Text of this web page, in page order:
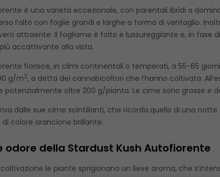
è una varietà eccezionale, con parentali ibridi a
l’alto con foglie grandi e larghe a forma di ventaglio.
attraente. Il fogliame è folto e lussureggiante e, in fase
accattivante alla vista.
fiorisce, in climi continentali o temperati, a 55-65
g/m2, a detta dei cannabicoltori che l’hanno coltivata.
potenzialmente oltre 200 g/pianta. Le cime sono grosse e
dalle sue cime scintillanti, che ricorda quello di una
colore arancione brillante.
odore della Stardust Kush Autofiorente
le piante sprigionano un lieve aroma, che